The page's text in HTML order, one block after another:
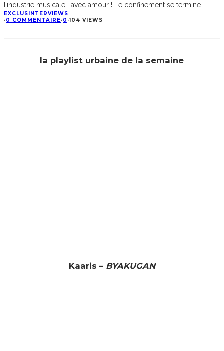
l’industrie musicale : avec amour ! Le confinement se termine...
EXCLUS INTERVIEWS
·0 COMMENTAIRE·0 ·104 VIEWS
la playlist urbaine de la semaine
Kaaris – BYAKUGAN